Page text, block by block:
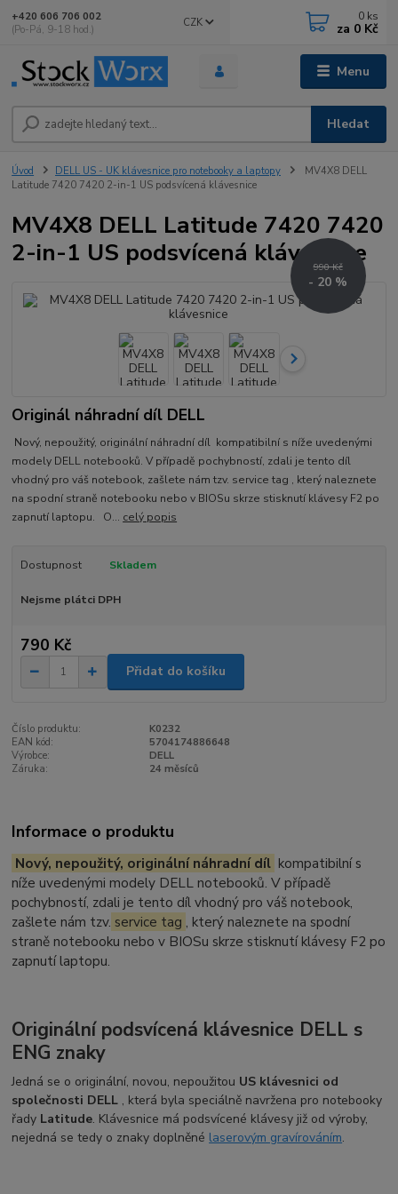
Menu
CZK
Hledat
+420 606 706 002
(Po-Pá, 9-18 hod.)
0 ks
za 0 Kč
Úvod DELL US - UK klávesnice pro notebooky a laptopy
MV4X8 DELL
Latitude 7420 7420 2-in-1 US podsvícená klávesnice
MV4X8 DELL Latitude 7420 7420
2-in-1 US podsvícená klávesnice
990 Kč
- 20 %
Originál náhradní díl DELL
Nový, nepoužitý, originální náhradní díl kompatibilní s níže uvedenými
modely DELL notebooků. V případě pochybností, zdali je tento díl
vhodný pro váš notebook, zašlete nám tzv. service tag , který naleznete
na spodní straně notebooku nebo v BIOSu skrze stisknutí klávesy F2 po
zapnutí laptopu. O... celý popis
Dostupnost Skladem
Nejsme plátci DPH
790 Kč
Přidat do košíku
Číslo produktu:
K0232
EAN kód:
5704174886648
Výrobce:
DELL
Záruka:
24 měsíců
Informace o produktu
Nový, nepoužitý, originální náhradní díl kompatibilní s
níže uvedenými modely DELL notebooků. V případě
pochybností, zdali je tento díl vhodný pro váš notebook,
zašlete nám tzv. service tag , který naleznete na spodní
straně notebooku nebo v BIOSu skrze stisknutí klávesy F2 po
zapnutí laptopu.
Originální podsvícená klávesnice DELL s
ENG znaky
Jedná se o originální, novou, nepoužitou US klávesnici od
společnosti DELL , která byla speciálně navržena pro notebooky
řady Latitude. Klávesnice má podsvícené klávesy již od výroby,
nejedná se tedy o znaky doplněné laserovým gravírováním.